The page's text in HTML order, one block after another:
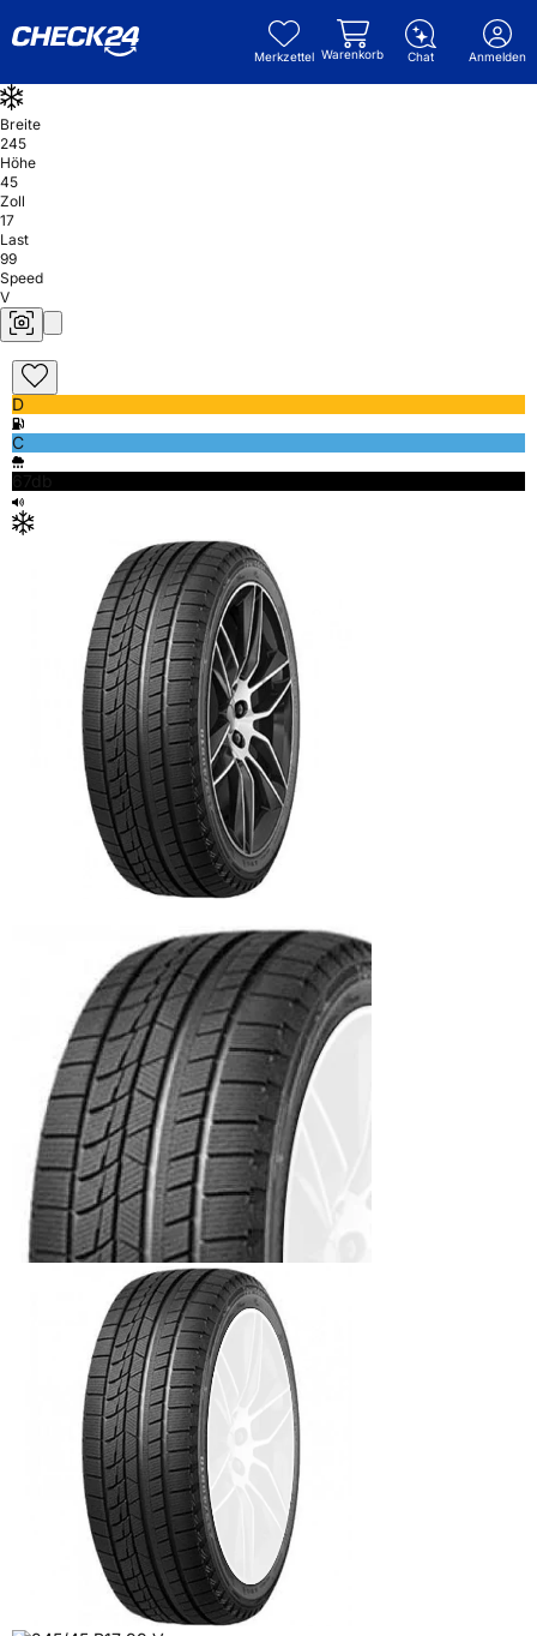
Merkzettel Warenkorb Chat Anmelden
Breite
245
Höhe
45
Zoll
17
Last
99
Speed
V
D
C
67db